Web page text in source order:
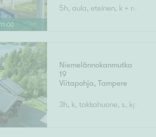
11 :00
5h, aula, eteinen, k +
Niemelännokanmutka
19
Viitapohja,Tampere
3h, k, takkahuone, s, kph, 2